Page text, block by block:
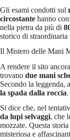
Gli esami condotti sul
circostante hanno
nella pietra da più di
storico di straordinaria
Il Mistero delle Mani
A rendere il sito
trovano due mani
Secondo la leggenda,
la spada dalla roccia.
Si dice che, nel
da lupi selvaggi, che
mozzate. Questa
misteriosa e